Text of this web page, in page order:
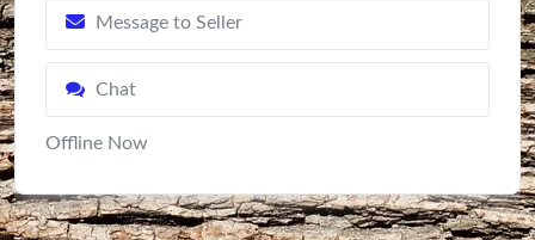
Message to Seller
Chat
Offline Now